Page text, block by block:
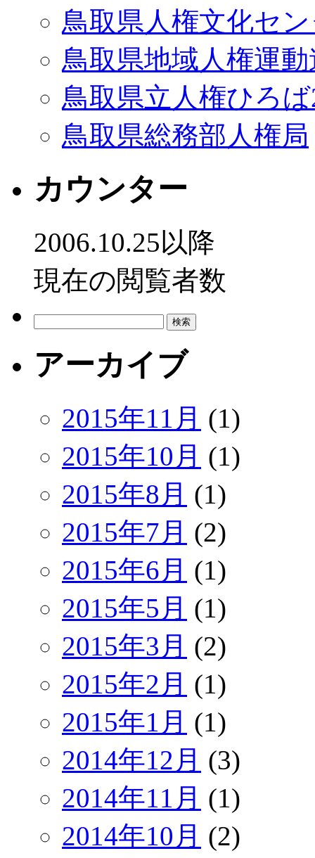
鳥取県人権文化セ
鳥取県地域人権運
鳥取県立人権ひろ
鳥取県総務部人権局
カウンター
2006.10.25以降
現在の閲覧者数
アーカイブ
2015年11月 (1)
2015年10月 (1)
2015年8月 (1)
2015年7月 (2)
2015年6月 (1)
2015年5月 (1)
2015年3月 (2)
2015年2月 (1)
2015年1月 (1)
2014年12月 (3)
2014年11月 (1)
2014年10月 (2)